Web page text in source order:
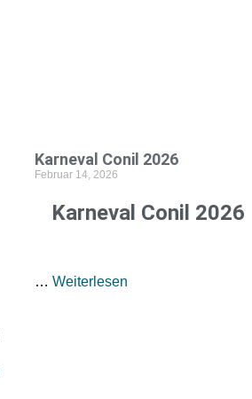
Karneval Conil 2026
Februar 14, 2026
Karneval Conil 2026
… Weiterlesen